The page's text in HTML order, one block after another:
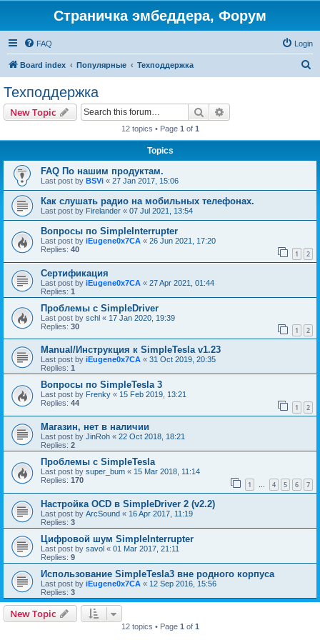
Страничка эмбеддера, Форум
FAQ Login
Board index Популярные Техподдержка
Техподдержка
New Topic Search
12 topics • Page 1 of 1
Topics
FAQ По нашим продуктам.
Last post by BSVi « 27 Jan 2017, 15:06
Как слушать радио на мобильных телефонах.
Last post by Firelander « 07 Jul 2021, 13:54
Вопросы по SimpleInterrupter
Last post by iEugene0x7CA « 26 Jun 2021, 17:20
Replies: 40 1 2
Сертификация
Last post by iEugene0x7CA « 27 Apr 2021, 01:44
Replies: 1
Проблемы с SimpleDriver
Last post by schl « 17 Jan 2020, 19:39
Replies: 30 1 2
Manual/Инструкция к SimpleTesla v1.23
Last post by iEugene0x7CA « 31 Oct 2019, 20:35
Replies: 1
Вопросы по SimpleTesla 3
Last post by Frenky « 15 Feb 2019, 13:21
Replies: 44 1 2
Магазин, нет в наличии
Last post by JinRoh « 22 Oct 2018, 18:21
Replies: 2
Проблемы с SimpleTesla
Last post by super_bum « 15 Mar 2018, 11:14
Replies: 170 1 … 4 5 6 7
Настройка OCD в SimpleDriver 2 (v2.2)
Last post by ArcSound « 16 Apr 2017, 11:19
Replies: 3
Цифровой шум SimpleInterrupter
Last post by savol « 01 Mar 2017, 21:11
Replies: 9
Использование SimpleTesla3 вне родного корпуса
Last post by iEugene0x7CA « 12 Sep 2016, 15:56
Replies: 3
New Topic
12 topics • Page 1 of 1